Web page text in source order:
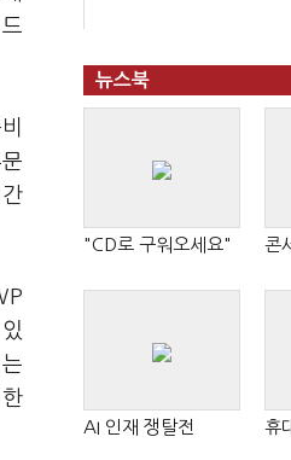
뉴스북
"CD로 구워오세요" 콘
AI 인재 쟁탈전 휴